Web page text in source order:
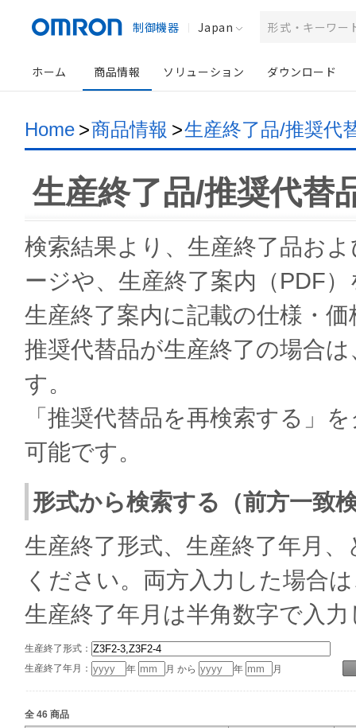
制御機器 Japan
ホーム 商品情報 ソリューション ダウンロード
Home >商品情報 >生産終了品/推奨代
生産終了品/推奨代替
検索結果より、生産終了品お
ージや、生産終了案内（PDF
生産終了案内に記載の仕様・
推奨代替品が生産終了の場合
す。
「推奨代替品を再検索する」
可能です。
形式から検索する（前方一致
生産終了形式、生産終了年月
ください。両方入力した場合
生産終了年月は半角数字で入
生産終了形式：
生産終了年月：
年 月 から 年 月
全 46 商品